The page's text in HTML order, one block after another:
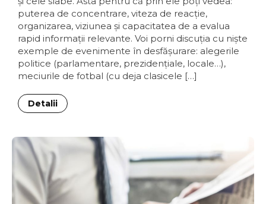
puterea de concentrare, viteza de reacţie,
organizarea, viziunea şi capacitatea de a evalua
rapid informaţii relevante. Voi porni discuţia cu nişte
exemple de evenimente în desfăşurare: alegerile
politice (parlamentare, prezidenţiale, locale…),
meciurile de fotbal (cu deja clasicele […]
Detalii